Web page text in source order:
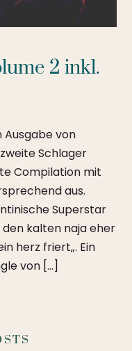
2 inkl.
von
Schlager
Compilation mit
aus.
Superstar
den kalten naja eher
herz friert„. Ein
von […]